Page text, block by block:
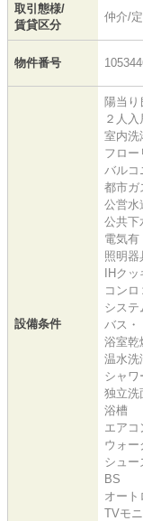
取引態様/
賃貸区分
仲介/
物件番号
設備条件
陽当り
２人入
室内洗
フロー
バルコ
都市ガ
公営水
公共下
電気有
照明器
IHク
コンロ
システ
バス・
浴室乾
温水洗
シャワ
独立洗
浴槽
エアコ
ウォー
シュー
BS
オート
TVモ